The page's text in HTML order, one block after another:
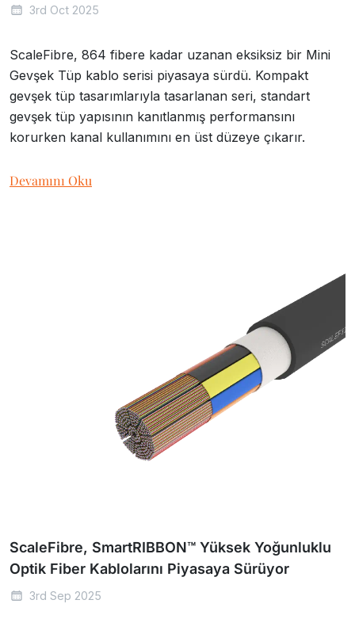
3rd Oct 2025
ScaleFibre, 864 fibere kadar uzanan eksiksiz bir Mini
Gevşek Tüp kablo serisi piyasaya sürdü. Kompakt
gevşek tüp tasarımlarıyla tasarlanan seri, standart
gevşek tüp yapısının kanıtlanmış performansını
korurken kanal kullanımını en üst düzeye çıkarır.
Devamını Oku
ScaleFibre, SmartRIBBON™ Yüksek Yoğunluklu
Optik Fiber Kablolarını Piyasaya Sürüyor
3rd Sep 2025